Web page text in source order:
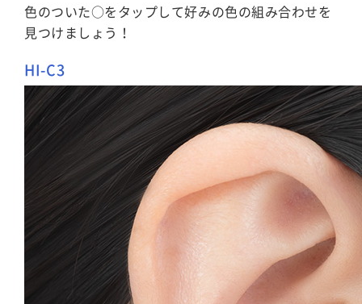
色のついた○をタップして好みの色の組み合わせを
見つけましょう！
HI-C3